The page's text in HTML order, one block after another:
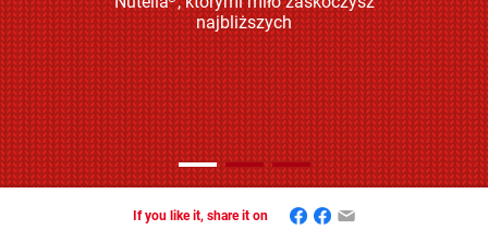
najbliższych
If you like it, share it on Facebook
Mastodon
Email